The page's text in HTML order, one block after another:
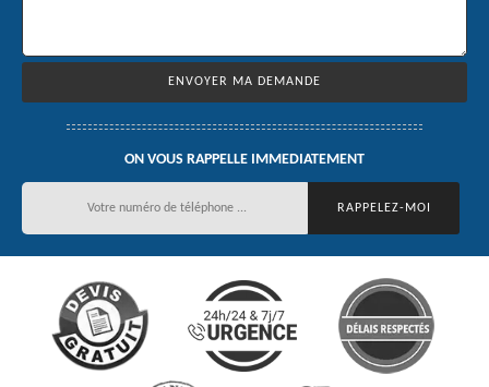
ON VOUS RAPPELLE IMMEDIATEMENT